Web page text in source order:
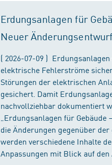
Erdungsanlagen für
Neuer
( 2026-07-09 )
elektrische Fehlerströme
Störungen der elektrischen
gesichert. Damit
nachvollziehbar dokumentiert
„Erdungsanlagen für
die Änderungen gegenüber
werden verschiedene Inhalte
Anpassungen mit Blick auf